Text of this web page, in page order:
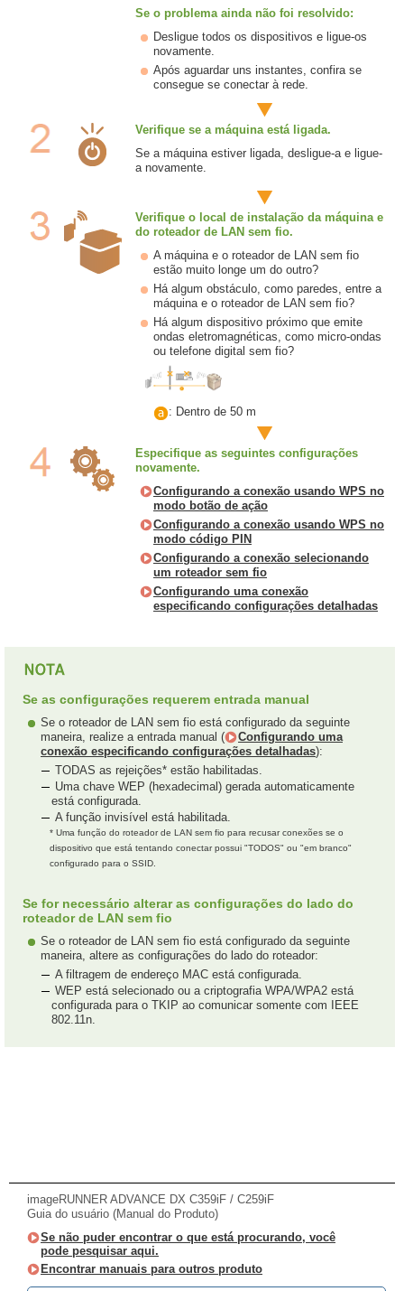
Se o problema ainda não foi resolvido:
Desligue todos os dispositivos e ligue-os
novamente.
Após aguardar uns instantes, confira se
consegue se conectar à rede.
Verifique se a máquina está ligada.
Se a máquina estiver ligada, desligue-a e ligue-
a novamente.
Verifique o local de instalação da máquina e
do roteador de LAN sem fio.
A máquina e o roteador de LAN sem fio
estão muito longe um do outro?
Há algum obstáculo, como paredes, entre a
máquina e o roteador de LAN sem fio?
Há algum dispositivo próximo que emite
ondas eletromagnéticas, como micro-ondas
ou telefone digital sem fio?
: Dentro de 50 m
Especifique as seguintes configurações
novamente.
Configurando a conexão usando WPS no
modo botão de ação
Configurando a conexão usando WPS no
modo código PIN
Configurando a conexão selecionando
um roteador sem fio
Configurando uma conexão
especificando configurações detalhadas
Se as configurações requerem entrada manual
Se o roteador de LAN sem fio está configurado da seguinte
maneira, realize a entrada manual (
Configurando uma
conexão especificando configurações detalhadas):
TODAS as rejeições* estão habilitadas.
Uma chave WEP (hexadecimal) gerada automaticamente
está configurada.
A função invisível está habilitada.
* Uma função do roteador de LAN sem fio para recusar conexões se o
dispositivo que está tentando conectar possui "TODOS" ou "em branco"
configurado para o SSID.
Se for necessário alterar as configurações do lado do
roteador de LAN sem fio
Se o roteador de LAN sem fio está configurado da seguinte
maneira, altere as configurações do lado do roteador:
A filtragem de endereço MAC está configurada.
WEP está selecionado ou a criptografia WPA/WPA2 está
configurada para o TKIP ao comunicar somente com IEEE
802.11n.
imageRUNNER ADVANCE DX C359iF / C259iF
Guia do usuário (Manual do Produto)
Se não puder encontrar o que está procurando, você
pode pesquisar aqui.
Encontrar manuais para outros produto